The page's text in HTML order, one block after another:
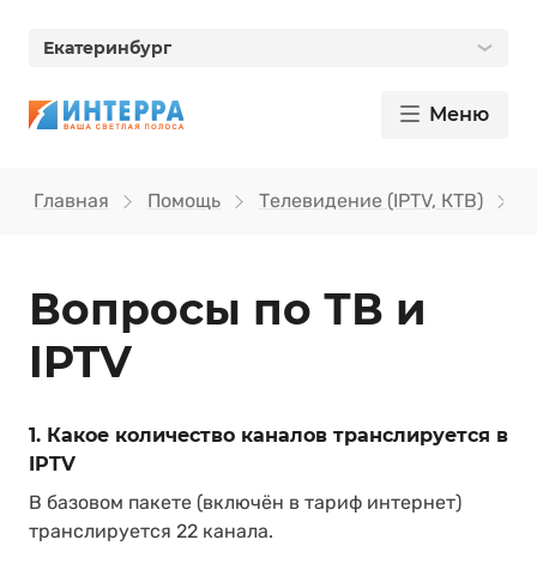
Екатеринбург
Меню
Главная Помощь Телевидение (IPTV, КТВ)
Вопросы по ТВ и
IPTV
1. Какое количество каналов транслируется в
IPTV
В базовом пакете (включён в тариф интернет)
транслируется 22 канала.